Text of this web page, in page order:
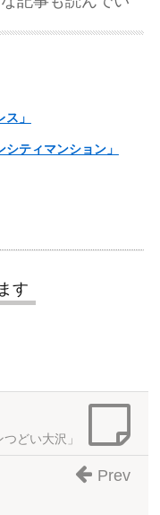
」
ティマンション」
す
つどい大沢」
Prev